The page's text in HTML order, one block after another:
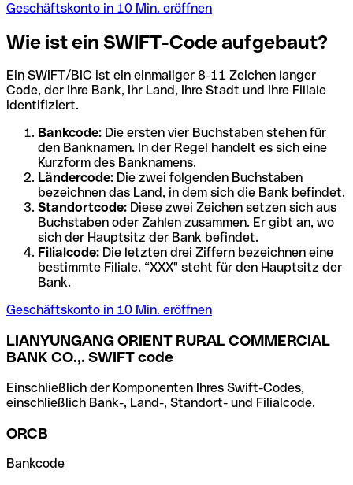
Geschäftskonto in 10 Min. eröffnen
Wie ist ein SWIFT-Code aufgebaut?
Ein SWIFT/BIC ist ein einmaliger 8-11 Zeichen langer
Code, der Ihre Bank, Ihr Land, Ihre Stadt und Ihre Filiale
identifiziert.
Bankcode: Die ersten vier Buchstaben stehen für
den Banknamen. In der Regel handelt es sich eine
Kurzform des Banknamens.
Ländercode: Die zwei folgenden Buchstaben
bezeichnen das Land, in dem sich die Bank befindet.
Standortcode: Diese zwei Zeichen setzen sich aus
Buchstaben oder Zahlen zusammen. Er gibt an, wo
sich der Hauptsitz der Bank befindet.
Filialcode: Die letzten drei Ziffern bezeichnen eine
bestimmte Filiale. “XXX" steht für den Hauptsitz der
Bank.
Geschäftskonto in 10 Min. eröffnen
LIANYUNGANG ORIENT RURAL COMMERCIAL
BANK CO.,. SWIFT code
Einschließlich der Komponenten Ihres Swift-Codes,
einschließlich Bank-, Land-, Standort- und Filialcode.
ORCB
Bankcode